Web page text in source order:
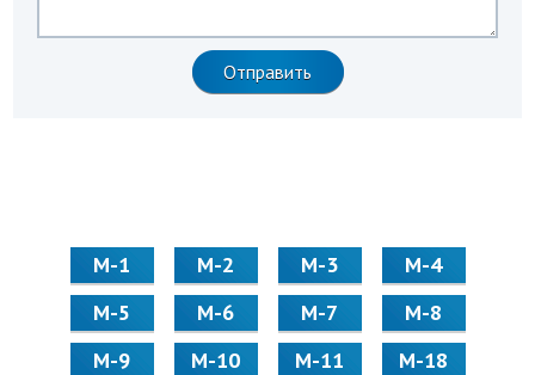
М-1 М-2 М-3
М-4
М-5
М-6 М-7
М-8
М-9
М-10 М-11
М-18